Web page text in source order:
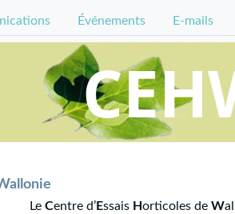
Événements E-mails
Le Centre d’Essais Horticoles de W